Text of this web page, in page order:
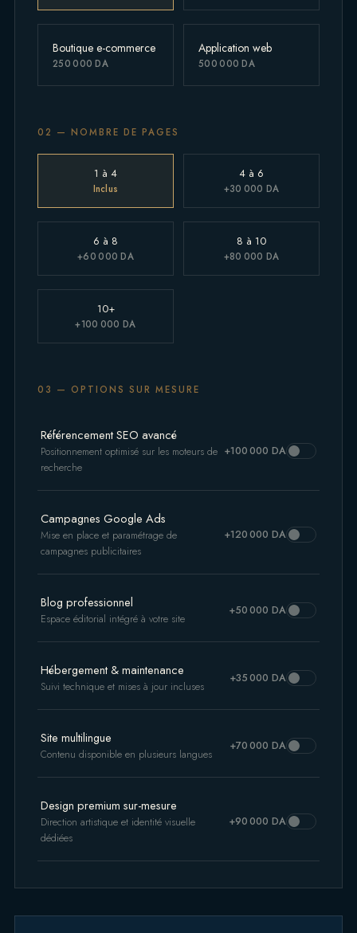
Boutique e-commerce
250 000 DA
Application web
500 000 DA
02 — NOMBRE DE PAGES
1 à 4
Inclus
4 à 6
+30 000 DA
6 à 8
+60 000 DA
8 à 10
+80 000 DA
10+
+100 000 DA
03 — OPTIONS SUR MESURE
Référencement SEO avancé
Positionnement optimisé sur les moteurs de
recherche
+100 000 DA
Campagnes Google Ads
Mise en place et paramétrage de
campagnes publicitaires
+120 000 DA
Blog professionnel
Espace éditorial intégré à votre site
+50 000 DA
Hébergement & maintenance
Suivi technique et mises à jour incluses
+35 000 DA
Site multilingue
Contenu disponible en plusieurs langues
+70 000 DA
Design premium sur-mesure
Direction artistique et identité visuelle
dédiées
+90 000 DA